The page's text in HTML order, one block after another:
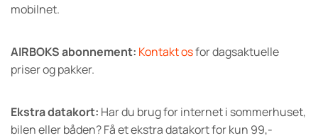
mobilnet.
AIRBOKS abonnement: Kontakt osfor dagsaktuelle
priser og pakker.
Ekstra datakort: Har du brug for internet i sommerhuset,
bilen eller båden? Få et ekstra datakort for kun 99,-